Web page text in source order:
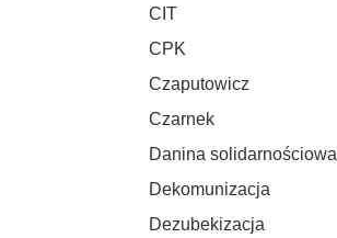
CIT
CPK
Czaputowicz
Czarnek
Danina solidarnościowa
Dekomunizacja
Dezubekizacja